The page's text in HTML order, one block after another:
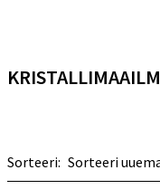
KRISTALLIMAAILM
Sorteeri: